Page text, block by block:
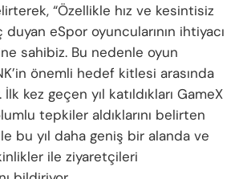
“Özellikle hız ve kesintisiz
eSpor oyuncularının ihtiyacı
sahibiz. Bu nedenle oyun
önemli hedef kitlesi arasında
İlk kez geçen yıl katıldıkları GameX
tepkiler aldıklarını belirten
bu yıl daha geniş bir alanda ve
ile ziyaretçileri